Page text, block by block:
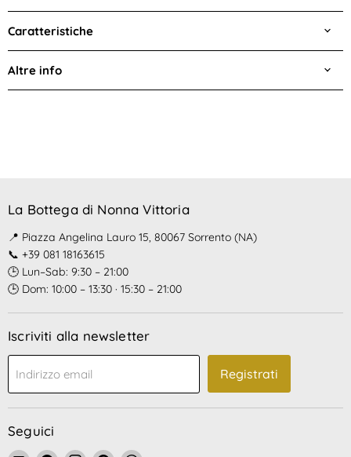
Caratteristiche
Altre info
La Bottega di Nonna Vittoria
📍 Piazza Angelina Lauro 15, 80067 Sorrento (NA)
📞 +39 081 18163615
🕒 Lun–Sab: 9:30 – 21:00
🕒 Dom: 10:00 – 13:30 · 15:30 – 21:00
Iscriviti alla newsletter
Indirizzo email Registrati
Seguici